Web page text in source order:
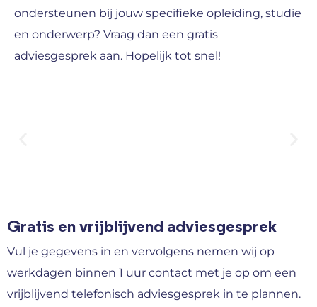
ondersteunen bij jouw specifieke opleiding, studie
en onderwerp? Vraag dan een gratis
adviesgesprek aan. Hopelijk tot snel!
Gratis en vrijblijvend adviesgesprek
Vul je gegevens in en vervolgens nemen wij op
werkdagen binnen 1 uur contact met je op om een
vrijblijvend telefonisch adviesgesprek in te plannen.